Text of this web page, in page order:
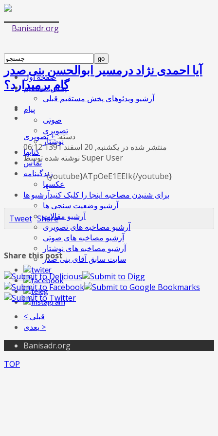
صفحه اول
پخش مستقیم
آرشیو ویدئوهای پخش مستقیم قبلی
پیام
صوتی
تصویری
نوشتار
کتابها
تماس
زندگینامه
عکسها
آرشیو ها
آرشیو وضعیت سنجی ها
آرشیو مقالات
آرشیو مصاخبه های تصویری
آرشیو مصاخبه های صوتی
آرشیو مصاخبه های نوشتار
سایت سابق آقای بنی صدر
آیا احمدی نژاد درمسیر ابوالحسن بنی صدر
گام برمیدارد؟
دسته:+ تصویری
منتشر شده در یکشنبه, 20 اسفند 1391 06:12
نوشته شده توسط Super User
{youtube}ATpOeE1EEIk{/youtube}
برای شنیدن مصاحبه اینجا را کلیک کنید
Tweet Share
Share this post
< قبلی
بعدی >
Banisadr.org
TOP